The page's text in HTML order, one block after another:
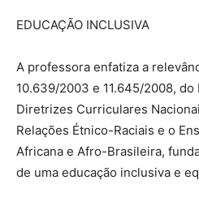
EDUCAÇÃO INCLUSIVA
A professora enfatiza a
10.639/2003 e 11.645/2008,
Diretrizes Curriculares
Relações Étnico-Raciais e o
Africana e Afro-Brasileira,
de uma educação inclusiva e